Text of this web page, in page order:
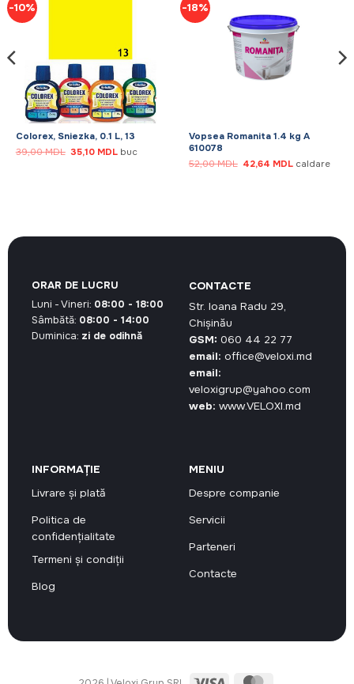
-10%
Colorex, Sniezka, 0.1 L, 13
39,00MDL Prețul
inițial
35,10 MDLPrețul
buc
-18%
Vopsea Romanita 1.4 kg A
610078
52,00MDL Prețul
inițial
42,64 MDLPrețul
caldare
CONTACTE
Str. Ioana Radu 29,
Chișinău
GSM: 060 44 22 77
email: office@veloxi.md
email:
veloxigrup@yahoo.com
web: www.VELOXI.md
INFORMAȚIE
Livrare și plată
Politica de
confidențialitate
Termeni și condiții
Blog
MENIU
Despre companie
Servicii
Parteneri
Contacte
ORAR DE LUCRU
Luni - Vineri: 08:00 - 18:00
Sâmbătă: 08:00 - 14:00
Duminica: zi de odihnă